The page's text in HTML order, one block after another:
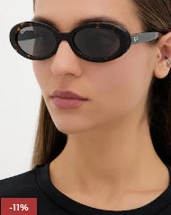
-11%